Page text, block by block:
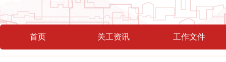
首页 关工资讯 工作文件